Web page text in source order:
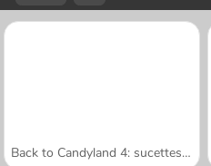
Back to Candyland 4: sucettes à gogo